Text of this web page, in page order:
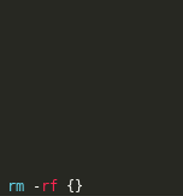
rm - rf { }